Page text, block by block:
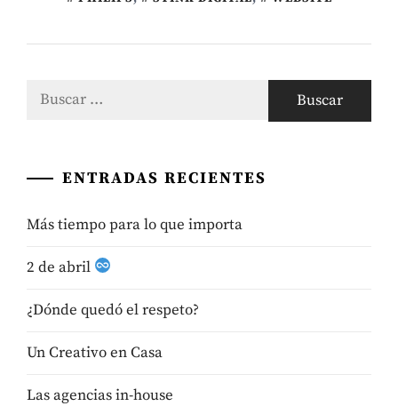
Buscar:
ENTRADAS RECIENTES
Más tiempo para lo que importa
2 de abril
¿Dónde quedó el respeto?
Un Creativo en Casa
Las agencias in-house